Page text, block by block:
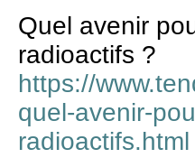
Quel avenir
radioactifs ?
https://
quel-avenir-
radioactifs.html